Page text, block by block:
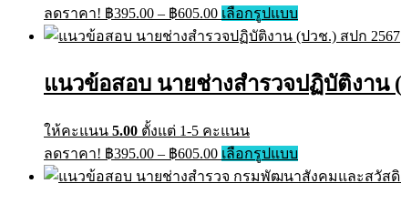
chosen
on
the
page
ลดราคา! ฿395.00 – ฿605.00Price
range:
฿395.00
฿605.00
เลือกรูปแบบThis
product
has
variants.
The
chosen
on
แนวข้อสอบ นายช่างสำรวจปฏิบัติงาน
ให้คะแนน 5.00 ตั้งแต่ 1-5 คะแนน
ลดราคา! ฿395.00 – ฿605.00Price
range:
฿395.00
เลือกรูปแบบThis
product
has